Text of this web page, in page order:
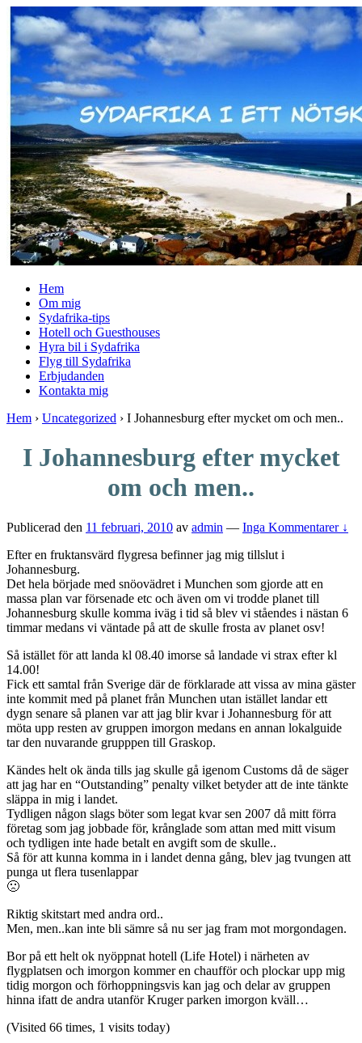
Skip
to
Main
Content
Hem
Om mig
Sydafrika-tips
Hotell och Guesthouses
Hyra bil i Sydafrika
Flyg till Sydafrika
Erbjudanden
Kontakta mig
Hem › Uncategorized › I Johannesburg efter mycket om och men..
I Johannesburg efter mycket
om och men..
Publicerad den 11 februari, 2010 av admin — Inga Kommentarer ↓
Efter en fruktansvärd flygresa befinner jag mig tillslut i
Johannesburg.
Det hela började med snöovädret i Munchen som gjorde att en
massa plan var försenade etc och även om vi trodde planet till
Johannesburg skulle komma iväg i tid så blev vi ståendes i nästan 6
timmar medans vi väntade på att de skulle frosta av planet osv!
Så istället för att landa kl 08.40 imorse så landade vi strax efter kl
14.00!
Fick ett samtal från Sverige där de förklarade att vissa av mina gäster
inte kommit med på planet från Munchen utan istället landar ett
dygn senare så planen var att jag blir kvar i Johannesburg för att
möta upp resten av gruppen imorgon medans en annan lokalguide
tar den nuvarande grupppen till Graskop.
Kändes helt ok ända tills jag skulle gå igenom Customs då de säger
att jag har en “Outstanding” penalty vilket betyder att de inte tänkte
släppa in mig i landet.
Tydligen någon slags böter som legat kvar sen 2007 då mitt förra
företag som jag jobbade för, krånglade som attan med mitt visum
och tydligen inte hade betalt en avgift som de skulle..
Så för att kunna komma in i landet denna gång, blev jag tvungen att
punga ut flera tusenlappar
🙁
Riktig skitstart med andra ord..
Men, men..kan inte bli sämre så nu ser jag fram mot morgondagen.
Bor på ett helt ok nyöppnat hotell (Life Hotel) i närheten av
flygplatsen och imorgon kommer en chaufför och plockar upp mig
tidig morgon och förhoppningsvis kan jag och delar av gruppen
hinna ifatt de andra utanför Kruger parken imorgon kväll…
(Visited 66 times, 1 visits today)